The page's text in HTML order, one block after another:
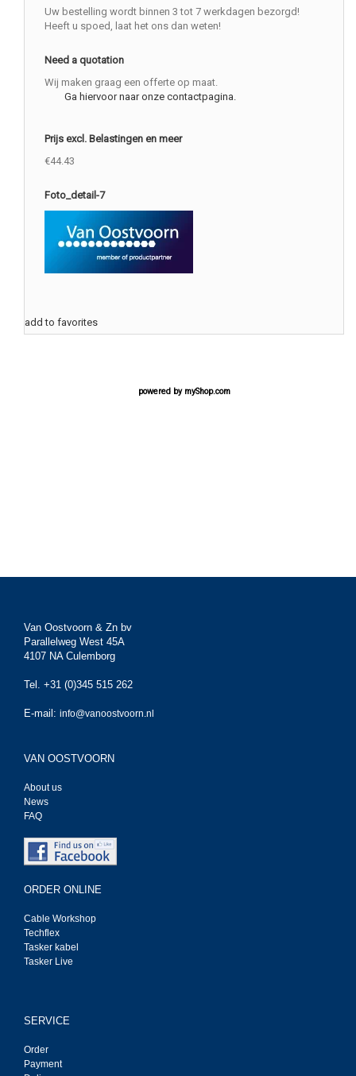
Uw bestelling wordt binnen 3 tot 7 werkdagen bezorgd!
Heeft u spoed, laat het ons dan weten!
Need a quotation
Wij maken graag een offerte op maat.
Ga hiervoor naar onze contactpagina.
Prijs excl. Belastingen en meer
€44.43
Foto_detail-7
add to favorites
powered by myShop.com
Van Oostvoorn & Zn bv
Parallelweg West 45A
4107 NA Culemborg
Tel. +31 (0)345 515 262
E-mail: info@vanoostvoorn.nl
VAN OOSTVOORN
About us
News
FAQ
ORDER ONLINE
Cable Workshop
Techflex
Tasker kabel
Tasker Live
SERVICE
Order
Payment